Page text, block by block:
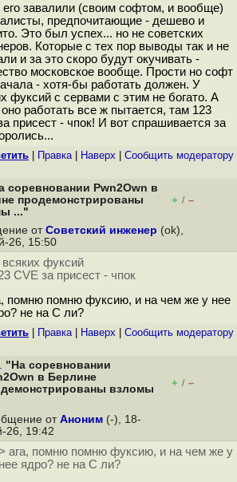
его завалили (своим софтом, и вообще)
предпочитающие - дешево и
Это был успех... но не советских
Которые с тех пор выводы так и не
и за это скоро будут окучивать -
московское вообще. Прости но софт
- хотя-бы работать должен. У
фуксий с сервами с этим не богато. А
оно работать все ж пытается, там 123
присест - чпок! И вот спрашивается за
Правка| Наверх Cообщить модератору
соревновании Pwn2Own в
продемонстрированы
..."
+ / –
от Советский инженер (ok),
26, 15:50
фуксий
CVE за присест - чпок
помню помню фуксию, и на чем же у нее
не на С ли?
Правка| Наверх Cообщить модератору
. "На соревновании
в Берлине
взломы
+ / –
от Аноним (-), 18-
26, 19:42
ага, помню помню фуксию, и на чем же у
нее ядро? не на С ли?